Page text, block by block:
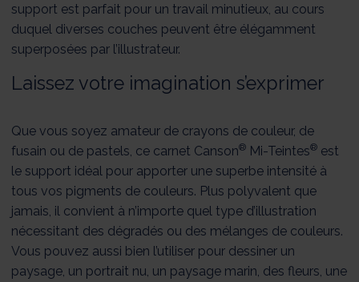
support est parfait pour un travail minutieux, au cours
duquel diverses couches peuvent être élégamment
superposées par l’illustrateur.
Laissez votre imagination s’exprimer
Que vous soyez amateur de crayons de couleur, de
fusain ou de pastels, ce carnet Canson® Mi-Teintes® est
le support idéal pour apporter une superbe intensité à
tous vos pigments de couleurs. Plus polyvalent que
jamais, il convient à n’importe quel type d’illustration
nécessitant des dégradés ou des mélanges de couleurs.
Vous pouvez aussi bien l’utiliser pour dessiner un
paysage, un portrait nu, un paysage marin, des fleurs, une